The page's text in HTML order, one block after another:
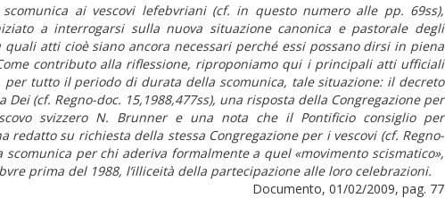
ai vescovi lefebvriani (cf. in questo numero alle pp. 69ss),
a interrogarsi sulla nuova situazione canonica e pastorale degli
atti cioè siano ancora necessari perché essi possano dirsi in piena
contributo alla riflessione, riproponiamo qui i principali atti ufficiali
per tutto il periodo di durata della scomunica, tale situazione: il decreto
(cf. Regno-doc. 15,1988,477ss), una risposta della Congregazione per
svizzero N. Brunner e una nota che il Pontificio consiglio per
redatto su richiesta della stessa Congregazione per i vescovi (cf. Regno-
scomunica per chi aderiva formalmente a quel «movimento scismatico»,
prima del 1988, l’illiceità della partecipazione alle loro celebrazioni.
Documento, 01/02/2009, pag. 77